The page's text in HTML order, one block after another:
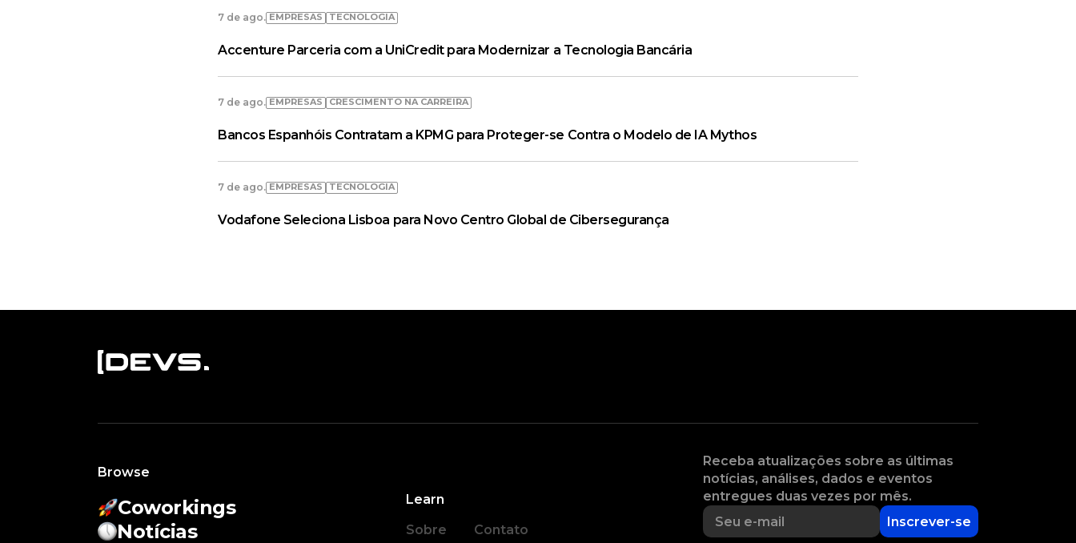
7 de ago. EMPRESAS TECNOLOGIA
Accenture Parceria com a UniCredit para Modernizar a Tecnologia Bancária
7 de ago. EMPRESAS CRESCIMENTO NA CARREIRA
Bancos Espanhóis Contratam a KPMG para Proteger-se Contra o Modelo de IA Mythos
7 de ago. EMPRESAS TECNOLOGIA
Vodafone Seleciona Lisboa para Novo Centro Global de Cibersegurança
Browse
Coworkings
Notícias
Learn
Sobre
Contato
Receba atualizações sobre as últimas
notícias, análises, dados e eventos
entregues duas vezes por mês.
Inscrever-se